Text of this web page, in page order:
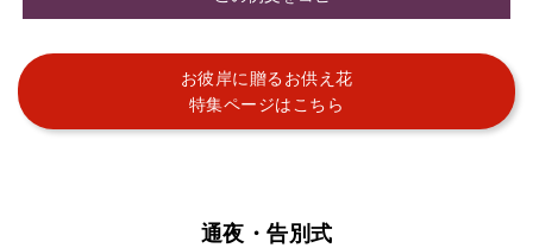
お彼岸に贈るお供え花
特集ページはこちら
通夜・告別式